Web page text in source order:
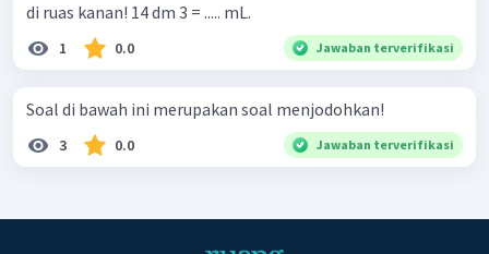
di ruas kanan! 14 dm 3 = ..... mL.
1 0.0 Jawaban terverifikasi
Soal di bawah ini merupakan soal menjodohkan!
3 0.0 Jawaban terverifikasi